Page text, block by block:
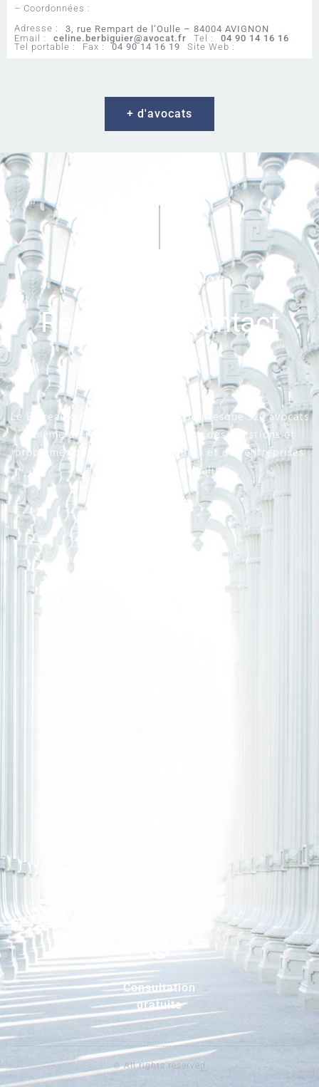
– Coordonnées :
Adresse :
3, rue Rempart de l’Oulle – 84004 AVIGNON
Email :
celine.berbiguier@avocat.fr Tel :
04 90 14 16 16
Tel portable :
Fax : 04 90 14 16 19 Site Web :
+ d'avocats
BARREAU D'AVIGNON
Restons en contact
Le Barreau d’AVIGNON est riche de presque 320 avocats
à même de répondre à l’ensemble des questions et
problèmes de droit des particuliers et des entreprises
et pour certains spécialisés.
Consultation
gratuite
© All rights reserved